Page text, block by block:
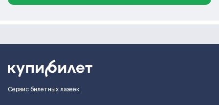
Сервис билетных лазеек